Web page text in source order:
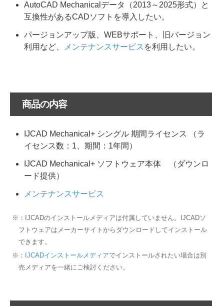
AutoCAD Mechanicalデータ（2013～2025形式）と
互換性があるCADソフトを導入したい。
パージョンアップ版、WEBサポート、旧バージョン
利用など、
メンテナンスサービス を利用したい。
商品の内容
IJCAD Mechanical+ シングル 期間ライセンス （ラ
イセンス数：1、期間：1年間）
IJCAD Mechanical+ ソフトウェア本体 （ダウンロ
ード提供）
メンテナンスサービス
※：IJCADのインストールメディアは付属していません。IJCADソ
フトウェアはメーカーサイトからダウンロードしてインストール
できます。
※： IJCADインストールメディアでインストールされたい場合は別
売メディアを一緒にご検討ください。